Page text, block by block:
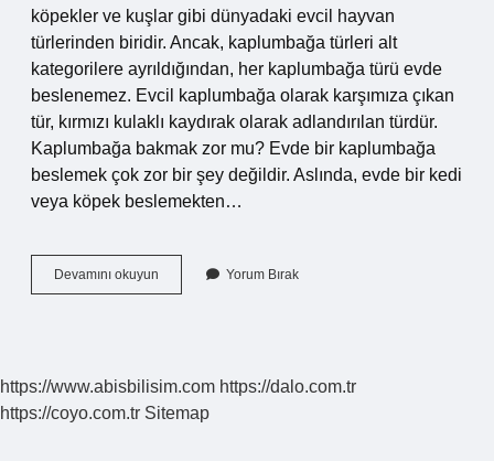
köpekler ve kuşlar gibi dünyadaki evcil hayvan
türlerinden biridir. Ancak, kaplumbağa türleri alt
kategorilere ayrıldığından, her kaplumbağa türü evde
beslenemez. Evcil kaplumbağa olarak karşımıza çıkan
tür, kırmızı kulaklı kaydırak olarak adlandırılan türdür.
Kaplumbağa bakmak zor mu? Evde bir kaplumbağa
beslemek çok zor bir şey değildir. Aslında, evde bir kedi
veya köpek beslemekten…
Devamını okuyun Kaplumbağa
Evde
Yorum Bırak
https://www.abisbilisim.com https://dalo.com.tr
https://coyo.com.tr Sitemap